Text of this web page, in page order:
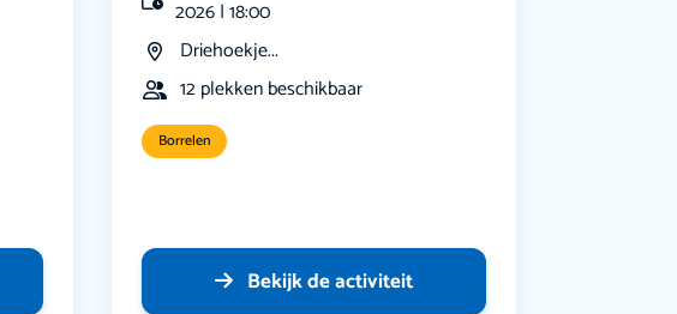
2026 | 18:00
Driehoekje...
12 plekken beschikbaar
Borrelen
Bekijk de activiteit